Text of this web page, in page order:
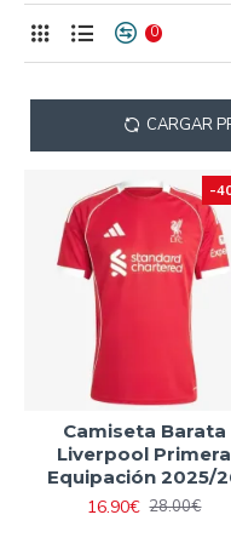
0
CARGAR
-
Camiseta Barata
Liverpool Primera
Equipación 2025/
16.90€ 28.00€